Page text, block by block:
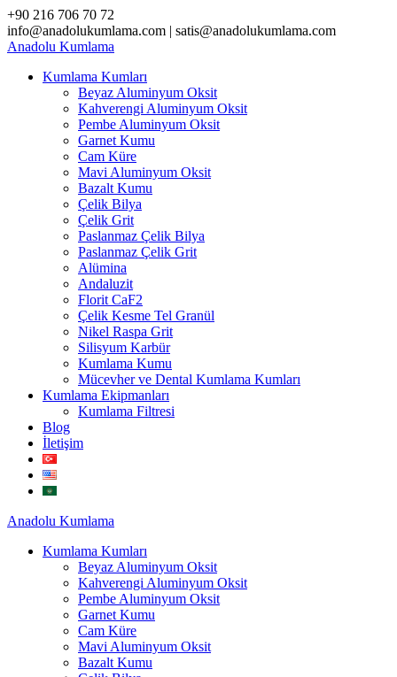
Skip
to
content
+90 216 706 70 72
info@anadolukumlama.com | satis@anadolukumlama.com
Anadolu Kumlama
Kumlama Kumları
Beyaz Aluminyum Oksit
Kahverengi Aluminyum Oksit
Pembe Aluminyum Oksit
Garnet Kumu
Cam Küre
Mavi Aluminyum Oksit
Bazalt Kumu
Çelik Bilya
Çelik Grit
Paslanmaz Çelik Bilya
Paslanmaz Çelik Grit
Alümina
Andaluzit
Florit CaF2
Çelik Kesme Tel Granül
Nikel Raspa Grit
Silisyum Karbür
Kumlama Kumu
Mücevher ve Dental Kumlama Kumları
Kumlama Ekipmanları
Kumlama Filtresi
Blog
İletişim
Anadolu Kumlama
Kumlama Kumları
Beyaz Aluminyum Oksit
Kahverengi Aluminyum Oksit
Pembe Aluminyum Oksit
Garnet Kumu
Cam Küre
Mavi Aluminyum Oksit
Bazalt Kumu